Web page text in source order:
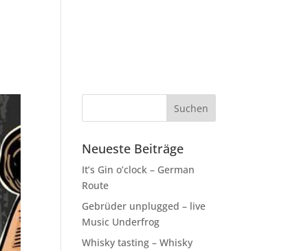
Neueste Beiträge
It’s Gin o’clock – German
Route
Gebrüder unplugged – live
Music Underfrog
Whisky tasting – Whisky